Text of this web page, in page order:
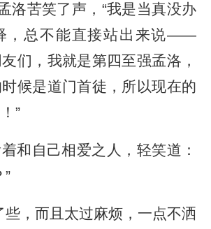
洛苦笑了声，“我是当真没办
，总不能直接站出来说——
们，我就是第四至强孟洛，
候是道门首徒，所以现在的
”
和自己相爱之人，轻笑道：
”
些，而且太过麻烦，一点不洒